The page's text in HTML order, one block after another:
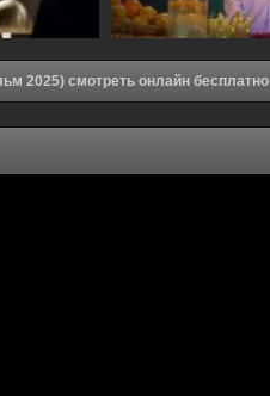
2025) смотреть онлайн бесплатно